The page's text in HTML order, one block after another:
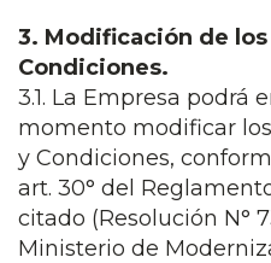
3. Modificación de
Condiciones.
3.1. La Empresa podrá
momento modificar
y Condiciones,
art. 30° del
citado (Resolución N°
Ministerio de